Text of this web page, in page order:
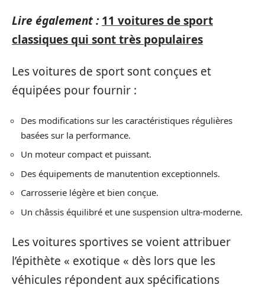
Lire également : 11 voitures de sport
classiques qui sont très populaires
Les voitures de sport sont conçues et
équipées pour fournir :
Des modifications sur les caractéristiques régulières
basées sur la performance.
Un moteur compact et puissant.
Des équipements de manutention exceptionnels.
Carrosserie légère et bien conçue.
Un châssis équilibré et une suspension ultra-moderne.
Les voitures sportives se voient attribuer
l’épithète « exotique « dès lors que les
véhicules répondent aux spécifications